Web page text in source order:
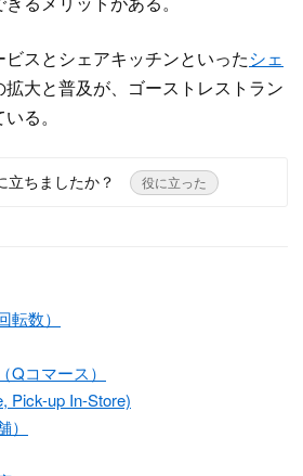
スとシェアキッチンといったシェ
拡大と普及が、ゴーストレストラン
る。
立ちましたか？ 役に立った
数）
Qコマース）
Pick-up In-Store)